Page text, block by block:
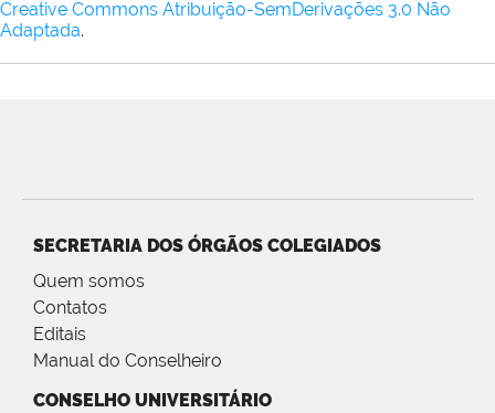
Creative Commons Atribuição-SemDerivações 3.0 Não
Adaptada.
SECRETARIA DOS ÓRGÃOS COLEGIADOS
Quem somos
Contatos
Editais
Manual do Conselheiro
CONSELHO UNIVERSITÁRIO